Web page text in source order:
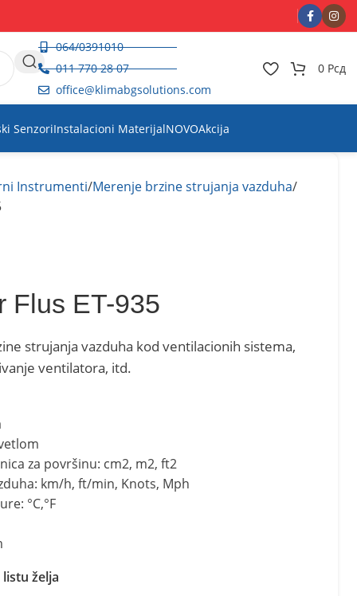
064/0391010
011 770 28 07
office@klimabgsolutions.com
0 Рсд
SenzoriInstalacioni MaterijalNOVOAkcija
Instrumenti Merenje brzine strujanja vazduha
Flus ET-935
strujanja vazduha kod ventilacionih sistema,
ventilatora, itd.
za površinu: cm2, m2, ft2
km/h, ft/min, Knots, Mph
°C,°F
želja